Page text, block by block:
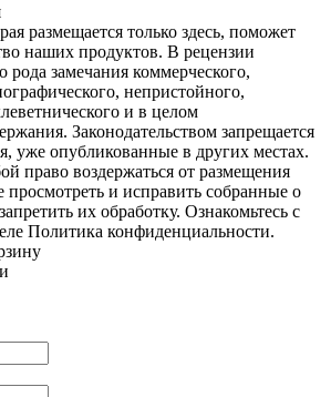
размещается только здесь, поможет
наших продуктов. В рецензии
замечания коммерческого,
непристойного,
и в целом
Законодательством запрещается
уже опубликованные в других местах.
право воздержаться от размещения
и исправить собранные о
их обработку. Ознакомьтесь с
Политика конфиденциальности.